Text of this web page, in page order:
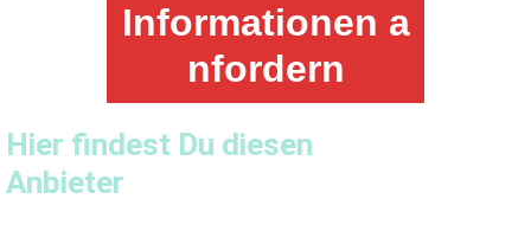
Informationen a
nfordern
Hier findest Du diesen
Anbieter